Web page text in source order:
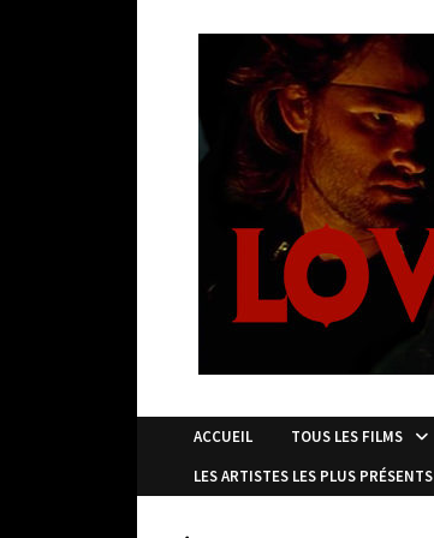
ACCUEIL TOUS LES FILMS
LES ARTISTES LES PLUS PRÉSENTS